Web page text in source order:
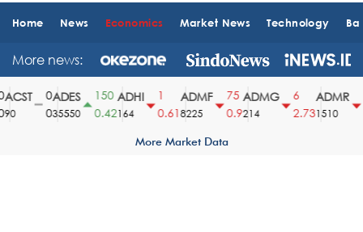
Home News Economics Market News Technology
More news:
ADES
35550
150
0.42
ADHI
164
0.61
ADMF
8225
75
0.9
ADMG
214
2.73
ADMR
1510
More Market Data